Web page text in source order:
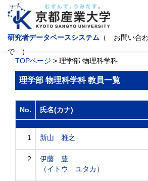
研究者データベースシステム （ お問い合
で ）
TOPページ > 理学部 物理科学科
理学部 物理科学科 教員一覧
No. 氏名(カナ)
1 新山 雅之
2
伊藤 豊
（イトウ ユタカ）